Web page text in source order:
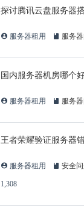
探讨腾讯云盘服务器
服务器租用 服务
国内服务器机房哪个
服务器租用 服务
王者荣耀验证服务器
服务器租用 安全
1,308